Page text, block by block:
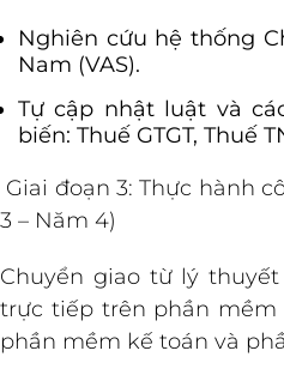
Nghiên cứu hệ thống
Nam (VAS).
Tự cập nhật luật và
biến: Thuế GTGT, Thuế
Giai đoạn 3: Thực hành
3 – Năm 4)
Chuyển giao từ lý
trực tiếp trên phần mềm
phần mềm kế toán và